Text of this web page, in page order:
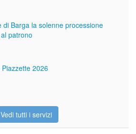
di Barga la solenne processione
patrono
Piazzette 2026
Vedi tutti i servizi